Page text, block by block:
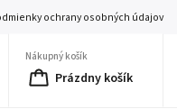
ochrany osobných údajov
Nákupný košík
Prázdny košík